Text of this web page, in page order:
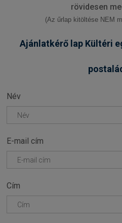
rövidesen
(Az űrlap kitöltése NEM
Ajánlatkérő lap Kültéri
Név
E-mail cím
Cím